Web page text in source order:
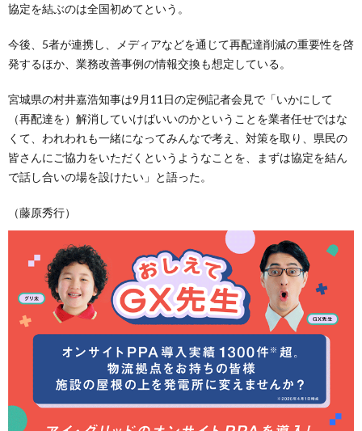
協定を結ぶのは全国初めてという。
今後、5者が連携し、メディアなどを通じて再配達削減の重要性を啓
発するほか、業務改善事例の情報交換も想定している。
宮城県の村井嘉浩知事は9月11日の定例記者会見で「いかにして
（再配達を）解消していけばいいのかということを業者任せではな
くて、われわれも一緒になってみんなで考え、対策を取り、県民の
皆さんにご協力をいただくというようなことを、まずは協定を結ん
で話し合いの場を設けたい」と語った。
（藤原秀行）